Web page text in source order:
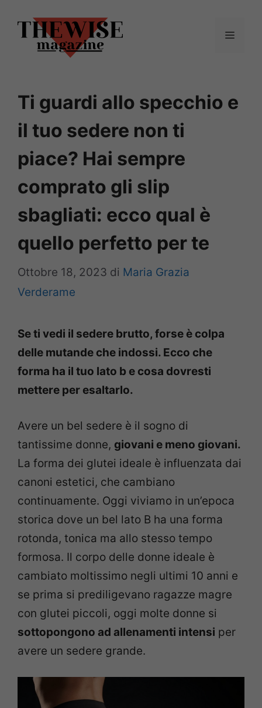
contenuto
Menu
Ti guardi allo specchio e
il tuo sedere non ti
piace? Hai sempre
comprato gli slip
sbagliati: ecco qual è
quello perfetto per te
Ottobre 18, 2023 di Maria Grazia
Verderame
Se ti vedi il sedere brutto, forse è colpa
delle mutande che indossi. Ecco che
forma ha il tuo lato b e cosa dovresti
mettere per esaltarlo.
Avere un bel sedere è il sogno di
tantissime donne, giovani e meno giovani.
La forma dei glutei ideale è influenzata dai
canoni estetici, che cambiano
continuamente. Oggi viviamo in un’epoca
storica dove un bel lato B ha una forma
rotonda, tonica ma allo stesso tempo
formosa. Il corpo delle donne ideale è
cambiato moltissimo negli ultimi 10 anni e
se prima si prediligevano ragazze magre
con glutei piccoli, oggi molte donne si
sottopongono ad allenamenti intensi per
avere un sedere grande.